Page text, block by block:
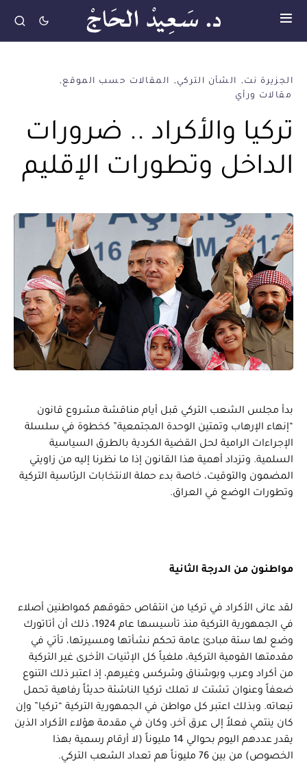
الجزيرة نت الشأن التركي
المقالات حسب الموقع
مقالات ورأي
تركيا والأكراد .. ضرورات
الداخل وتطورات الإقليم
بدأ مجلس الشعب التركي قبل أيام مناقشة مشروع قانون
“إنهاء الإرهاب وتمتين الوحدة المجتمعية” كخطوة في سلسلة
الإجراءات الرامية لحل القضية الكردية بالطرق السياسية
السلمية. وتزداد أهمية هذا القانون إذا ما نظرنا إليه من زاويتي
المضمون والتوقيت، خاصة بدء حملة الانتخابات الرئاسية التركية
وتطورات الوضع في العراق.
مواطنون من الدرجة الثانية
لقد عانى الأكراد في تركيا من انتقاص حقوقهم كمواطنين أصلاء
في الجمهورية التركية منذ تأسيسها عام 1924، ذلك أن أتاتورك
وضع لها ستة مبادئ عامة تحكم نشأتها ومسيرتها، تأتي في
مقدمتها القومية التركية، ملغياً كل الإثنيات الأخرى غير التركية
من أكراد وعرب وبوشناق وشركس وغيرهم، إذ اعتبر ذلك التنوع
ضعفاً وعنوان تشتت لا تملك تركيا الناشئة حديثاً رفاهية تحمل
تبعاته. وبذلك اعتبر كل مواطن في الجمهورية التركية “تركيا” وإن
كان ينتمي فعلاً إلى عرق آخر، وكان في مقدمة هؤلاء الأكراد الذين
يقدر عددهم اليوم بحوالي 14 مليوناً (لا أرقام رسمية بهذا
الخصوص) من بين 76 مليوناً هم تعداد الشعب التركي.